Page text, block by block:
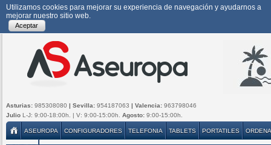
Utilizamos cookies para mejorar su experiencia de navegación y ayudarnos a
mejorar nuestro sitio web.
Aceptar
Asturias: 985308080 | Sevilla: 954187063 | Valencia: 963798046
Julio L-J: 9:00-18:00h. | V: 9:00-15:00h. Agosto: 9:00-15:00h.
ASEUROPA CONFIGURADORES TELEFONIA TABLETS PORTATILES